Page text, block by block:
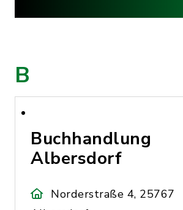
B
Buchhandlung
Albersdorf
Norderstraße 4, 25767